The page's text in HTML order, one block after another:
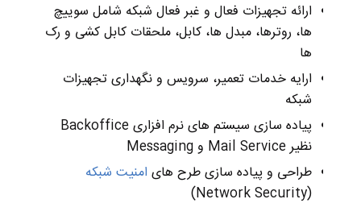
ارائه تجهیزات فعال و غبر فعال شبکه شامل سوییچ
ها، روترها، مبدل ها، کابل، ملحقات کابل کشی و رک
ها
ارایه خدمات تعمیر، سرویس و نگهداری تجهیزات
شبکه
پیاده سازی سیستم های نرم افزاری Backoffice
نظیر Mail Service و Messaging
طراحی و پیاده سازی طرح های امنیت شبکه
(Network Security)